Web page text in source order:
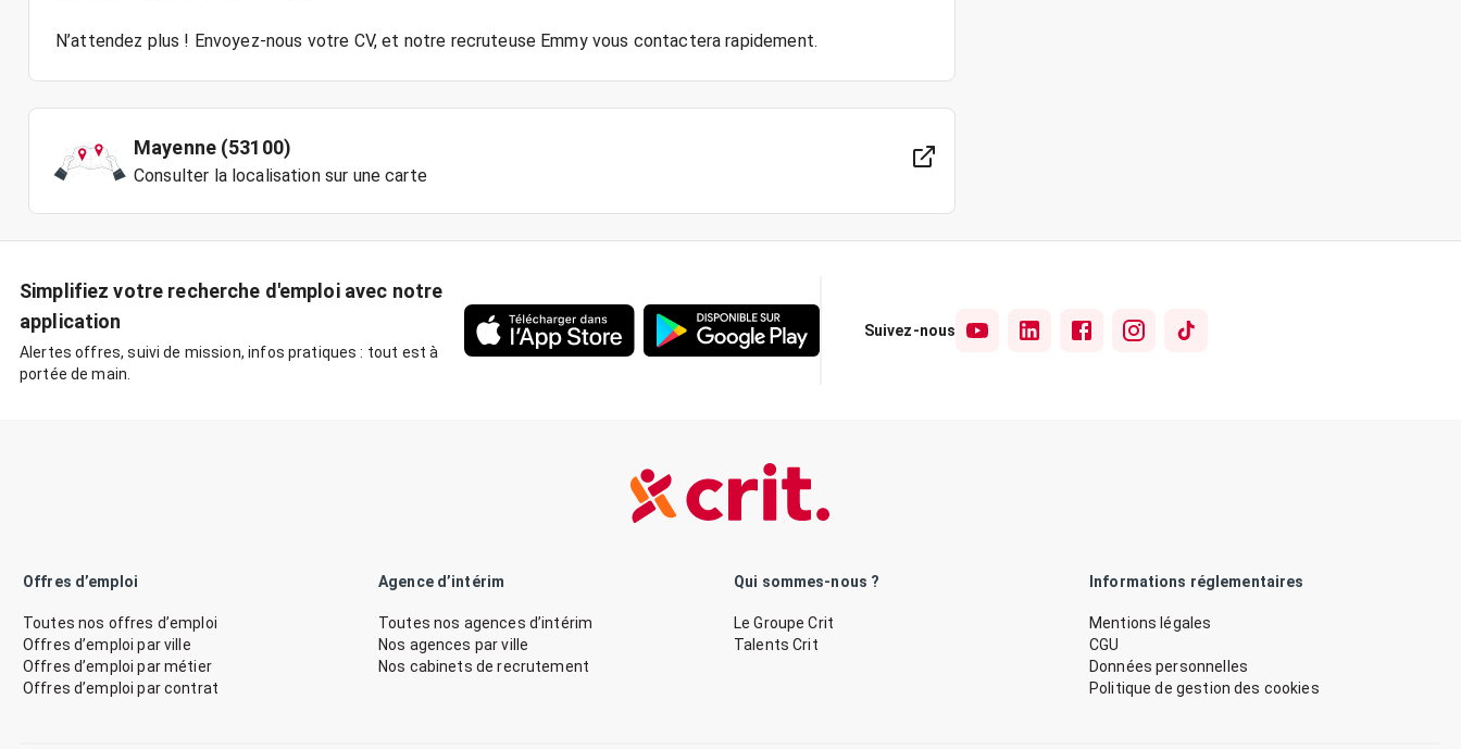
N’attendez plus ! Envoyez-nous votre CV, et notre recruteuse Emmy vous contactera rapidement.
Mayenne (53100)
Consulter la localisation sur une carte
Simplifiez votre recherche d'emploi avec notre
application
Alertes offres, suivi de mission, infos pratiques : tout est à
portée de main.
Suivez-nous
Offres d’emploi
Toutes nos offres d’emploi
Offres d’emploi par ville
Offres d’emploi par métier
Offres d’emploi par contrat
Agence d’intérim
Toutes nos agences d’intérim
Nos agences par ville
Nos cabinets de recrutement
Qui sommes-nous ?
Le Groupe Crit
Talents Crit
Informations réglementaires
Mentions légales
CGU
Données personnelles
Politique de gestion des cookies